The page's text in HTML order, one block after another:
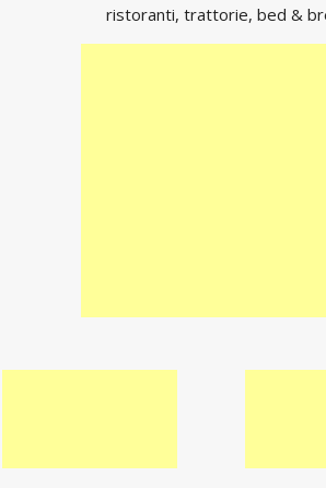
ristoranti, trattorie, bed &